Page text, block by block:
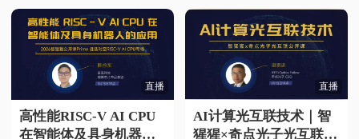
直播
高性能RISC-V AI CPU
在智能体及具身机器人
直播
AI计算光互联技术｜智
猩猩×奇点光子光互联公